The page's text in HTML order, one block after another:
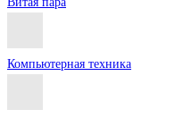
Компьютерная техника